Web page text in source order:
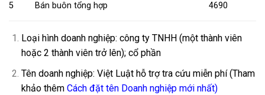
5 Bán buôn tổng hợp 4690
Loại hình doanh nghiệp: công ty TNHH (một thành viên
hoặc 2 thành viên trở lên); cổ phần
Tên doanh nghiệp: Việt Luật hỗ trợ tra cứu miễn phí (Tham
khảo thêm Cách đặt tên Doanh nghiệp mới nhất)